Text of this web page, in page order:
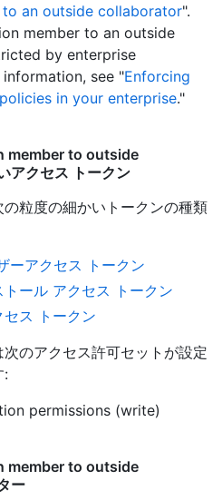
an outside collaborator".
member to an outside
by enterprise
see "Enforcing
in your enterprise."
member to outside
アクセス トークン
粒度の細かいトークンの種類
ーアクセス トークン
ール アクセス トークン
セス トークン
のアクセス許可セットが設定
:
permissions (write)
member to outside
ー